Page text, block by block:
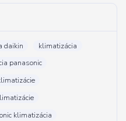
daikin
klimatizácia
panasonic
klimatizácia